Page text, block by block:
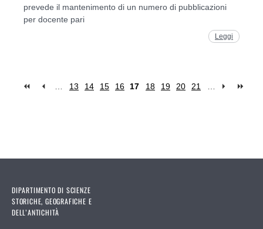
prevede il mantenimento di un numero di pubblicazioni
per docente pari
Leggi
13 14 15 16 17 18 19 20 21
DIPARTIMENTO DI SCIENZE
STORICHE, GEOGRAFICHE E
DELL’ANTICHITÀ